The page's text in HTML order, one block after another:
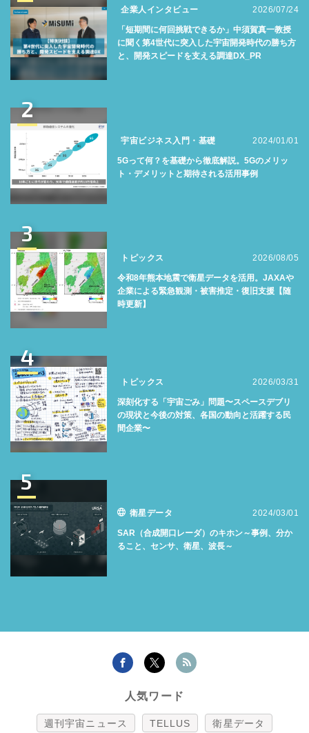
企業人インタビュー 2026/07/24
「短期間に何回挑戦できるか」中須賀真一教授
に聞く第4世代に突入した宇宙開発時代の勝ち方
と、開発スピードを支える調達DX_PR
2
宇宙ビジネス入門・基礎 2024/01/01
5Gって何？を基礎から徹底解説。5Gのメリッ
ト・デメリットと期待される活用事例
3
トピックス 2026/08/05
令和8年熊本地震で衛星データを活用。JAXAや
企業による緊急観測・被害推定・復旧支援【随
時更新】
4
トピックス 2026/03/31
深刻化する「宇宙ごみ」問題〜スペースデブリ
の現状と今後の対策、各国の動向と活躍する民
間企業〜
5
衛星データ 2024/03/01
SAR（合成開口レーダ）のキホン～事例、分か
ること、センサ、衛星、波長～
人気ワード
週刊宇宙ニュース TELLUS 衛星データ